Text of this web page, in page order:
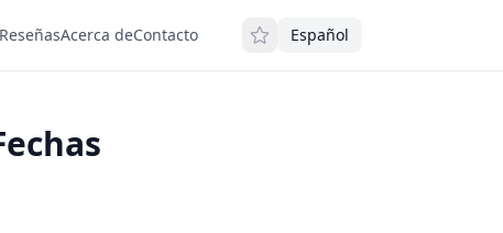
ReseñasAcerca deContacto Español